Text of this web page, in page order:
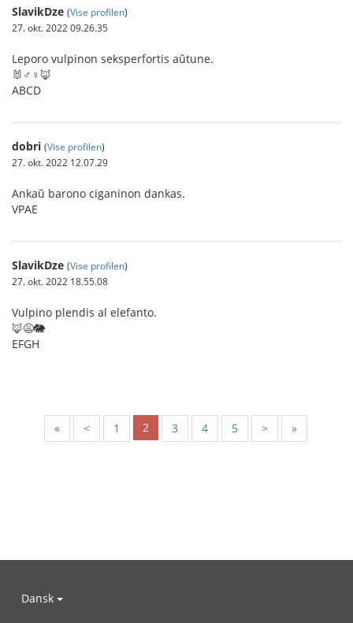
SlavikDze (Vise profilen)
27. okt. 2022 09.26.35
Leporo vulpinon seksperfortis aŭtune.
🐰♂️♀️🦊
ABCD
dobri (Vise profilen)
27. okt. 2022 12.07.29
Ankaŭ barono ciganinon dankas.
VPAE
SlavikDze (Vise profilen)
27. okt. 2022 18.55.08
Vulpino plendis al elefanto.
🦊😩🐘
EFGH
« < 1 2 3 4 5 > »
Dansk